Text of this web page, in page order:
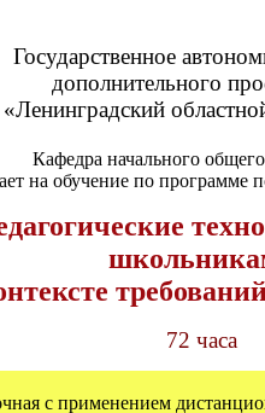
Государственное
дополнительного
«Ленинградский
Кафедра начального
на обучение по программе
72 часа
с применением